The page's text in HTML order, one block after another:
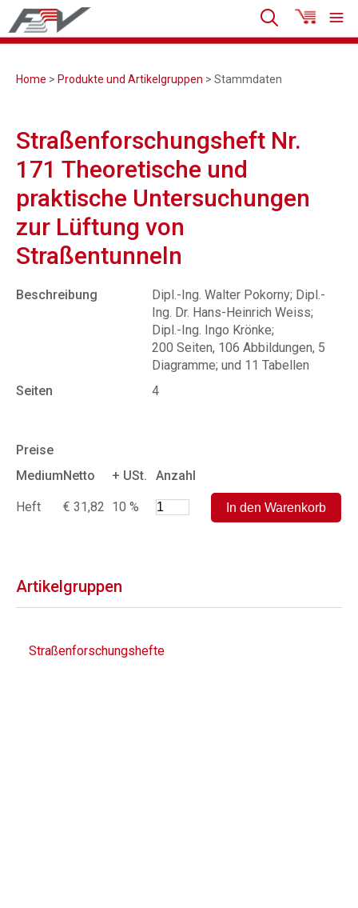
Home > Produkte und Artikelgruppen > Stammdaten
Straßenforschungsheft Nr.
171 Theoretische und
praktische Untersuchungen
zur Lüftung von
Straßentunneln
Beschreibung
Dipl.-Ing. Walter Pokorny; Dipl.-
Ing. Dr. Hans-Heinrich Weiss;
Dipl.-Ing. Ingo Krönke;
200 Seiten, 106 Abbildungen, 5
Diagramme; und 11 Tabellen
Seiten
4
Preise
MediumNetto + USt. Anzahl
Heft € 31,82 10 %
Artikelgruppen
Straßenforschungshefte